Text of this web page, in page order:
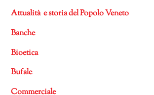
Attualità e storia del Popolo Veneto
Banche
Bioetica
Bufale
Commerciale